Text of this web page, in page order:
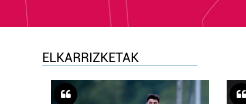
ELKARRIZKETAK